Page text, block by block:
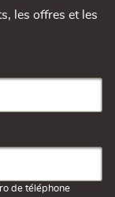
les offres et les
de téléphone